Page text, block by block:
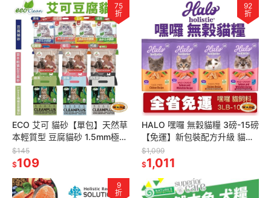
75
折
ECO 艾可 貓砂【單包】天然草
本輕質型 豆腐貓砂 1.5mm極細
豆腐貓砂 貓砂『林口旗艦店』
$145
$109
92
折
HALO 嘿囉 無穀貓糧 3磅-15磅
【免運】新包裝配方升級 貓乾
糧 貓主食 貓飼料『林口旗艦
店』
$1,099
$1,011
9
折